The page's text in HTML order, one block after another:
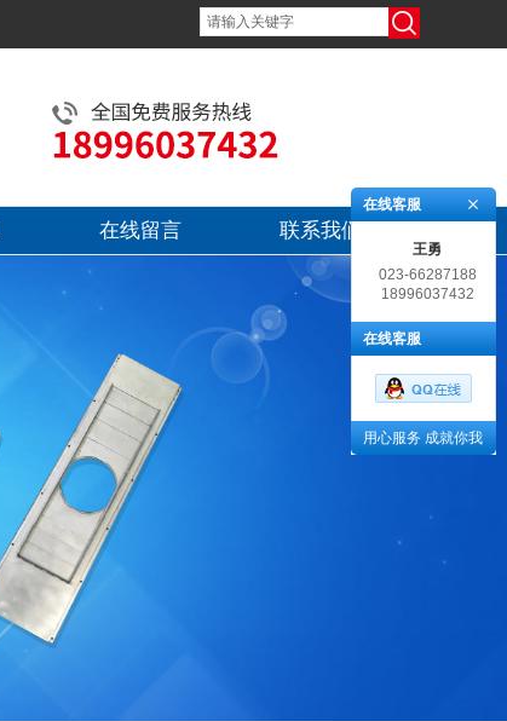
在线留言 联系我们
在线客服
王勇
023-66287188
18996037432
在线客服
用心服务 成就你我